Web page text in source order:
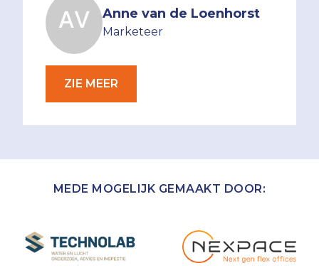
Anne van de Loenhorst
Marketeer
ZIE MEER
MEDE MOGELIJK GEMAAKT DOOR: